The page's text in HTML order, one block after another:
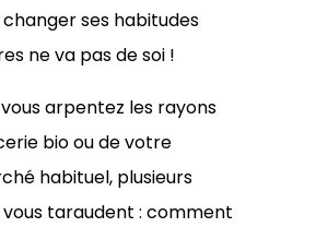
ses habitudes
ne va pas de soi !
arpentez les rayons
bio ou de votre
habituel, plusieurs
taraudent : comment